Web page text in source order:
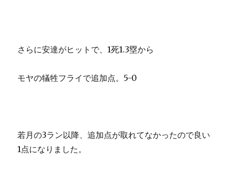
さらに安達がヒットで、1死1.3塁から
モヤの犠牲フライで追加点。5-0
若月の3ラン以降、追加点が取れてなかったので良い
1点になりました。